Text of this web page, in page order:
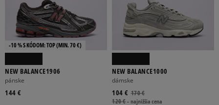
-10 % S KÓDOM: TOP (MIN. 70 €)
NEW BALANCE1906
pánske
144 €
NEW BALANCE1000
dámske
170 €
104 €
120 €-najnižšia cena